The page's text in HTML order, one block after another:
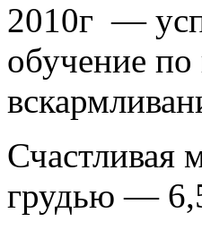
2010г —
обучение по
Счастливая
грудью —